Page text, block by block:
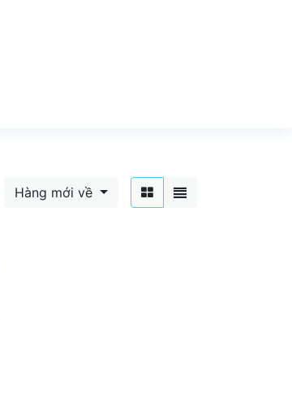
Hàng mới về